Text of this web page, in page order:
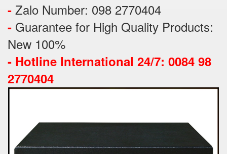
- Zalo Number: 098 2770404
- Guarantee for High Quality Products:
New 100%
- Hotline International 24/7: 0084 98
2770404